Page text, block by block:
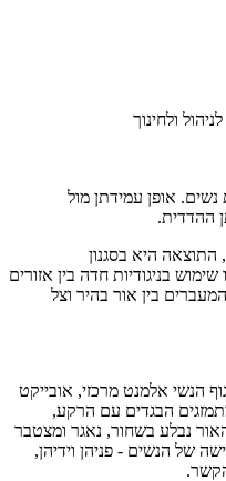
ולחינוך
נשים. אופן עמידתן מול
ההדדית.
התוצאה היא בסגנון
בניגודיות חדה בין אזורים
בין אור בהיר וצל
הנשי אלמנט מרכזי, אובייקט
הבגדים עם הרקע,
נבלע בשחור, נאגר ומצטבר
של הנשים - פניהן וידיהן,